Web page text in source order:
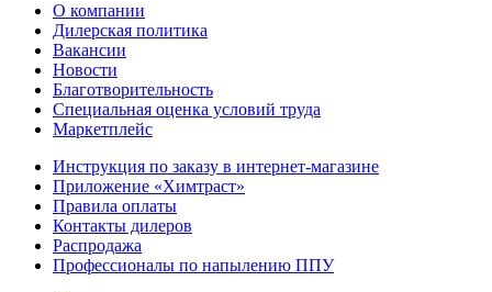
О компании
Дилерская политика
Вакансии
Новости
Благотворительность
Специальная оценка условий труда
Маркетплейс
Инструкция по заказу в интернет-магазине
Приложение «Химтраст»
Правила оплаты
Контакты дилеров
Распродажа
Профессионалы по напылению ППУ